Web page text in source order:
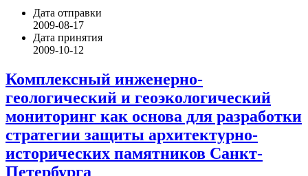
Дата отправки
2009-08-17
Дата принятия
2009-10-12
Комплексный инженерно-
геологический и геоэкологический
мониторинг как основа для разработки
стратегии защиты архитектурно-
исторических памятников Санкт-
Петербурга